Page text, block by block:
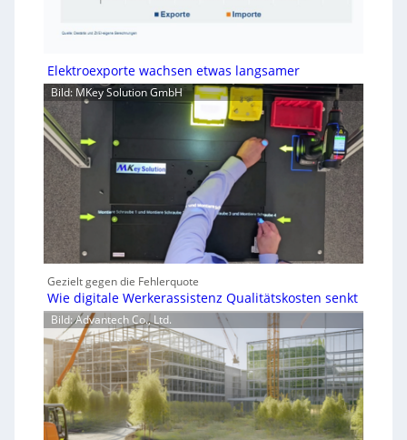
Elektroexporte wachsen etwas langsamer
Bild: MKey Solution GmbH
Gezielt gegen die Fehlerquote
Wie digitale Werkerassistenz Qualitätskosten senkt
Bild: Advantech Co., Ltd.